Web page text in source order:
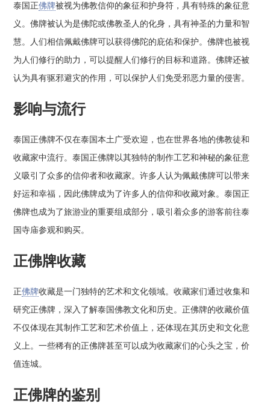
泰国正佛牌被视为佛教信仰的象征和护身符，具有特殊的象征意
义。佛牌被认为是佛陀或佛教圣人的化身，具有神圣的力量和智
慧。人们相信佩戴佛牌可以获得佛陀的庇佑和保护。佛牌也被视
为人们修行的助力，可以提醒人们修行的目标和道路。佛牌还被
认为具有驱邪避灾的作用，可以保护人们免受邪恶力量的侵害。
影响与流行
泰国正佛牌不仅在泰国本土广受欢迎，也在世界各地的佛教徒和
收藏家中流行。泰国正佛牌以其独特的制作工艺和神秘的象征意
义吸引了众多的信仰者和收藏家。许多人认为佩戴佛牌可以带来
好运和幸福，因此佛牌成为了许多人的信仰和收藏对象。泰国正
佛牌也成为了旅游业的重要组成部分，吸引着众多的游客前往泰
国寺庙参观和购买。
正佛牌收藏
正佛牌收藏是一门独特的艺术和文化领域。收藏家们通过收集和
研究正佛牌，深入了解泰国佛教文化和历史。正佛牌的收藏价值
不仅体现在其制作工艺和艺术价值上，还体现在其历史和文化意
义上。一些稀有的正佛牌甚至可以成为收藏家们的心头之宝，价
值连城。
正佛牌的鉴别